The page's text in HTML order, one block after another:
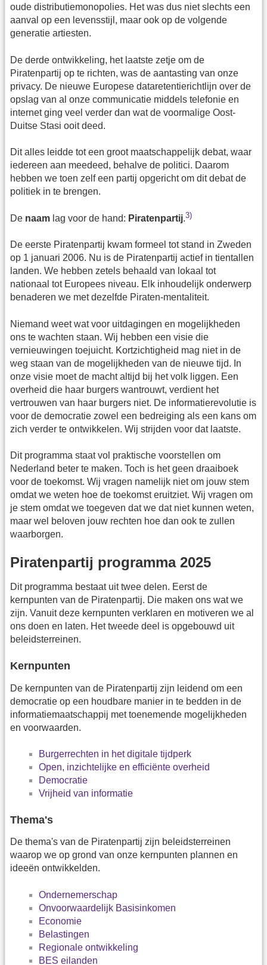
oude distributiemonopolies. Het was dus niet slechts een
aanval op een levensstijl, maar ook op de volgende
generatie artiesten.
De derde ontwikkeling, het laatste zetje om de
Piratenpartij op te richten, was de aantasting van onze
privacy. De nieuwe Europese dataretentierichtlijn over de
opslag van al onze communicatie middels telefonie en
internet ging veel verder dan wat de voormalige Oost-
Duitse Stasi ooit deed.
Dit alles leidde tot een groot maatschappelijk debat, waar
iedereen aan meedeed, behalve de politici. Daarom
hebben we toen zelf een partij opgericht om dit debat de
politiek in te brengen.
De naam lag voor de hand: Piratenpartij.3)
De eerste Piratenpartij kwam formeel tot stand in Zweden
op 1 januari 2006. Nu is de Piratenpartij actief in tientallen
landen. We hebben zetels behaald van lokaal tot
nationaal tot Europees niveau. Elk inhoudelijk onderwerp
benaderen we met dezelfde Piraten-mentaliteit.
Niemand weet wat voor uitdagingen en mogelijkheden
ons te wachten staan. Wij hebben een visie die
vernieuwingen toejuicht. Kortzichtigheid mag niet in de
weg staan van de mogelijkheden van de nieuwe tijd. In
onze visie moet de macht altijd bij het volk liggen. Een
overheid die haar burgers wantrouwt, verdient het
vertrouwen van haar burgers niet. De informatierevolutie is
voor de democratie zowel een bedreiging als een kans om
zich verder te ontwikkelen. Wij strijden voor dat laatste.
Dit programma staat vol praktische voorstellen om
Nederland beter te maken. Toch is het geen draaiboek
voor de toekomst. Wij vragen namelijk niet om jouw stem
omdat we weten hoe de toekomst eruitziet. Wij vragen om
je stem omdat we toegeven dat we dat niet kunnen weten,
maar wel beloven jouw rechten hoe dan ook te zullen
waarborgen.
Piratenpartij programma 2025
Dit programma bestaat uit twee delen. Eerst de
kernpunten van de Piratenpartij. Die maken ons wat we
zijn. Vanuit deze kernpunten verklaren en motiveren we al
ons doen en laten. Het tweede deel is opgebouwd uit
beleidsterreinen.
Kernpunten
De kernpunten van de Piratenpartij zijn leidend om een
democratie op een houdbare manier in te bedden in de
informatiemaatschappij met toenemende mogelijkheden
en voorwaarden.
Burgerrechten in het digitale tijdperk
Open, inzichtelijke en efficiënte overheid
Democratie
Vrijheid van informatie
Thema's
De thema's van de Piratenpartij zijn beleidsterreinen
waarop we op grond van onze kernpunten plannen en
ideeën ontwikkelden.
Ondernemerschap
Onvoorwaardelijk Basisinkomen
Economie
Belastingen
Regionale ontwikkeling
BES eilanden